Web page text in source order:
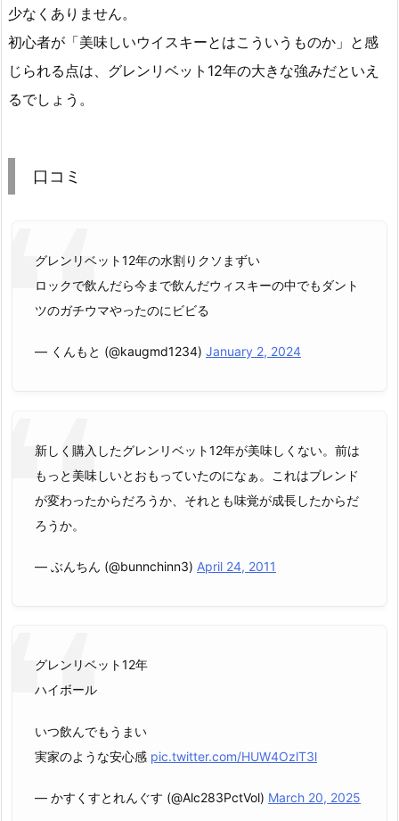
少なくありません。
初心者が「美味しいウイスキーとはこういうものか」と感
じられる点は、グレンリベット12年の大きな強みだといえ
るでしょう。
口コミ
グレンリベット12年の水割りクソまずい
ロックで飲んだら今まで飲んだウィスキーの中でもダント
ツのガチウマやったのにビビる
— くんもと (@kaugmd1234) January 2, 2024
新しく購入したグレンリベット12年が美味しくない。前は
もっと美味しいとおもっていたのになぁ。これはブレンド
が変わったからだろうか、それとも味覚が成長したからだ
ろうか。
— ぶんちん (@bunnchinn3) April 24, 2011
グレンリベット12年
ハイボール
いつ飲んでもうまい
実家のような安心感 pic.twitter.com/HUW4OzlT3l
— かすくすとれんぐす (@Alc283PctVol) March 20, 2025